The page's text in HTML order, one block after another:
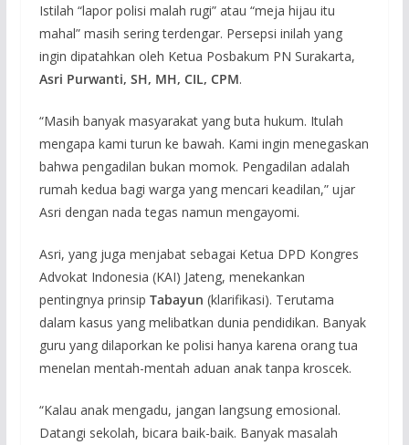
Istilah “lapor polisi malah rugi” atau “meja hijau itu
mahal” masih sering terdengar. Persepsi inilah yang
ingin dipatahkan oleh Ketua Posbakum PN Surakarta,
Asri Purwanti, SH, MH, CIL, CPM.
“Masih banyak masyarakat yang buta hukum. Itulah
mengapa kami turun ke bawah. Kami ingin menegaskan
bahwa pengadilan bukan momok. Pengadilan adalah
rumah kedua bagi warga yang mencari keadilan,” ujar
Asri dengan nada tegas namun mengayomi.
Asri, yang juga menjabat sebagai Ketua DPD Kongres
Advokat Indonesia (KAI) Jateng, menekankan
pentingnya prinsip Tabayun (klarifikasi). Terutama
dalam kasus yang melibatkan dunia pendidikan. Banyak
guru yang dilaporkan ke polisi hanya karena orang tua
menelan mentah-mentah aduan anak tanpa kroscek.
“Kalau anak mengadu, jangan langsung emosional.
Datangi sekolah, bicara baik-baik. Banyak masalah